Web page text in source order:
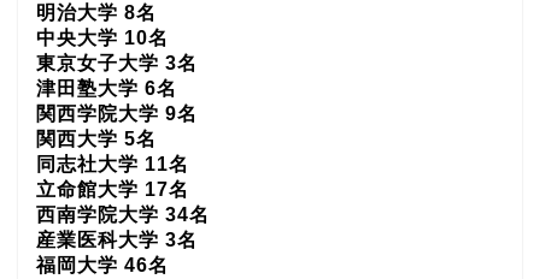
明治大学 8名
中央大学 10名
東京女子大学 3名
津田塾大学 6名
関西学院大学 9名
関西大学 5名
同志社大学 11名
立命館大学 17名
西南学院大学 34名
産業医科大学 3名
福岡大学 46名